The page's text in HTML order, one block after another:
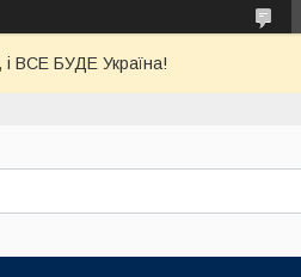
і ВСЕ БУДЕ Україна!